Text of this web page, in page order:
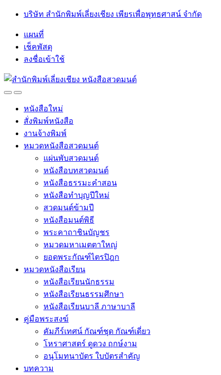
Skip
navigation
Skip
บริษัท สำนักพิมพ์เลี่ยงเชียง เพียรเพื่อพุทธศาสน์ จำกัด
แผนที่
เช็คพัสดุ
ลงชื่อเข้าใช้
OpenClose
หนังสือใหม่
สั่งพิมพ์หนังสือ
งานจ้างพิมพ์
หมวดหนังสือสวดมนต์
แผ่นพับสวดมนต์
หนังสือบทสวดมนต์
หนังสือธรรมะคำสอน
หนังสือทำบุญปีใหม่
สวดมนต์ข้ามปี
หนังสือมนต์พิธี
พระคาถาชินบัญชร
หมวดมหาเมตตาใหญ่
ยอดพระกัณฑ์ไตรปิฎก
หมวดหนังสือเรียน
หนังสือเรียนนักธรรม
หนังสือเรียนธรรมศึกษา
หนังสือเรียนบาลี ภาษาบาลี
คู่มือพระสงฆ์
คัมภีร์เทศน์ กัณฑ์ชุด กัณฑ์เดี่ยว
โหราศาสตร์ ดูดวง ฤกษ์งาม
อนุโมทนาบัตร ใบบัตรสำคัญ
บทความ